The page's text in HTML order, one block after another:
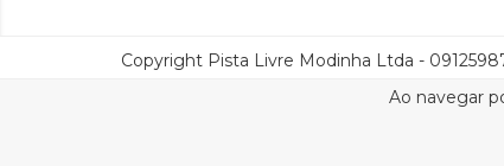
Ao navegar
Copyright Pista Livre Modinha Ltda -